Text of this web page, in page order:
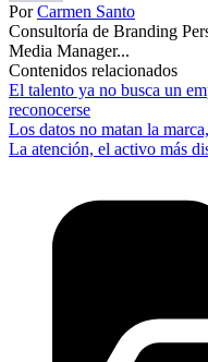
PorCarmen Santo
Consultoría de Branding
Media Manager...
Contenidos relacionados
El talento ya no busca un
reconocerse
Los datos no matan la
La atención, el activo más